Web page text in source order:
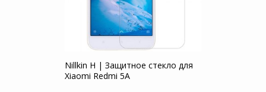
Nillkin H | Защитное стекло для
Xiaomi Redmi 5A